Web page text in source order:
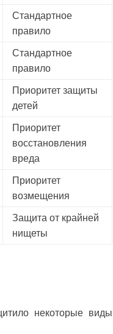
Стандартное
правило
Стандартное
правило
Приоритет защиты
детей
Приоритет
восстановления
вреда
Приоритет
возмещения
Защита от крайней
нищеты
некоторые виды